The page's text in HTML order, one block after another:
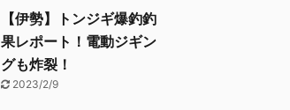
【伊勢】トンジギ爆釣釣
果レポート！電動ジギン
グも炸裂！
2023/2/9